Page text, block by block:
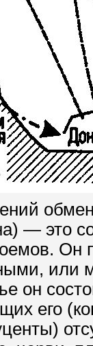
— это
он
его